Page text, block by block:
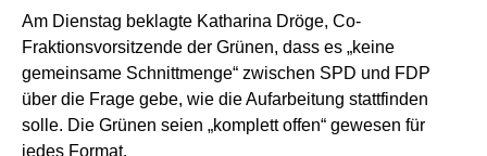
Am Dienstag beklagte Katharina Dröge, Co-
Fraktionsvorsitzende der Grünen, dass es „keine
gemeinsame Schnittmenge“ zwischen SPD und FDP
über die Frage gebe, wie die Aufarbeitung stattfinden
solle. Die Grünen seien „komplett offen“ gewesen für
jedes Format.